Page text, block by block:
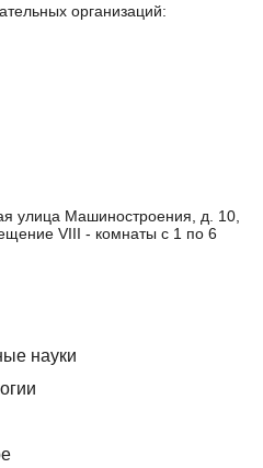
организаций:
улица Машиностроения, д. 10,
VIII - комнаты с 1 по 6
науки